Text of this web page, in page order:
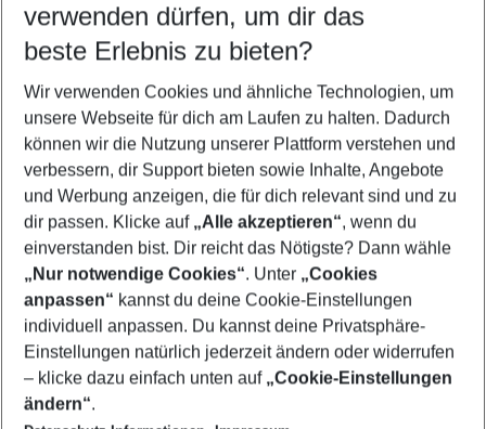
Familienurlaub Zakynthos
Urlaub Zakynthos
Frübucher Angebote Zakynthos für 2026
Flug & Hotel Zakynthos
Last Minute Zakynthos
Footer
Footer navigation
Über uns
AGB
Bestpreisgarantie
verwenden dürfen, um dir das
beste Erlebnis zu bieten?
Wir verwenden Cookies und ähnliche Technologien, um
unsere Webseite für dich am Laufen zu halten. Dadurch
können wir die Nutzung unserer Plattform verstehen und
verbessern, dir Support bieten sowie Inhalte, Angebote
und Werbung anzeigen, die für dich relevant sind und zu
dir passen. Klicke auf „Alle akzeptieren“, wenn du
einverstanden bist. Dir reicht das Nötigste? Dann wähle
„Nur notwendige Cookies“. Unter „Cookies
anpassen“ kannst du deine Cookie-Einstellungen
individuell anpassen. Du kannst deine Privatsphäre-
Einstellungen natürlich jederzeit ändern oder widerrufen
– klicke dazu einfach unten auf „Cookie-Einstellungen
ändern“.